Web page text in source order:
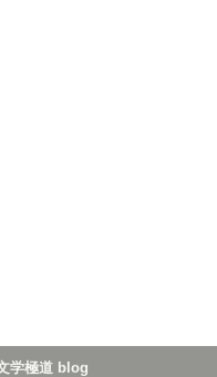
学極道 blog